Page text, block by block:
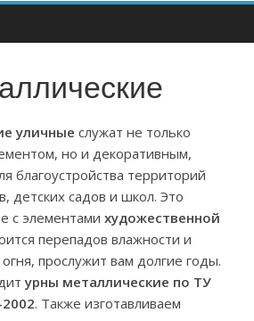
уличные служат не только
но и декоративным,
благоустройства территорий
детских садов и школ. Это
с элементамихудожественной
перепадов влажности и
прослужит вам долгие годы.
урны металлические по ТУ
. Также изготавливаем